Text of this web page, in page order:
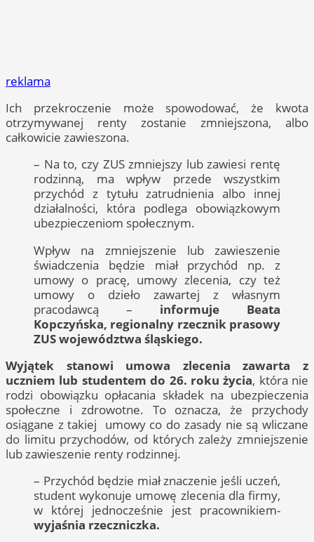
reklama
Ich przekroczenie może spowodować, że kwota
otrzymywanej renty zostanie zmniejszona, albo
całkowicie zawieszona.
– Na to, czy ZUS zmniejszy lub zawiesi rentę
rodzinną, ma wpływ przede wszystkim
przychód z tytułu zatrudnienia albo innej
działalności, która podlega obowiązkowym
ubezpieczeniom społecznym.
Wpływ na zmniejszenie lub zawieszenie
świadczenia będzie miał przychód np. z
umowy o pracę, umowy zlecenia, czy też
umowy o dzieło zawartej z własnym
pracodawcą – informuje Beata
Kopczyńska, regionalny rzecznik prasowy
ZUS województwa śląskiego.
Wyjątek stanowi umowa zlecenia zawarta z
uczniem lub studentem do 26. roku życia, która nie
rodzi obowiązku opłacania składek na ubezpieczenia
społeczne i zdrowotne. To oznacza, że przychody
osiągane z takiej umowy co do zasady nie są wliczane
do limitu przychodów, od których zależy zmniejszenie
lub zawieszenie renty rodzinnej.
– Przychód będzie miał znaczenie jeśli uczeń,
student wykonuje umowę zlecenia dla firmy,
w której jednocześnie jest pracownikiem-
wyjaśnia rzeczniczka.